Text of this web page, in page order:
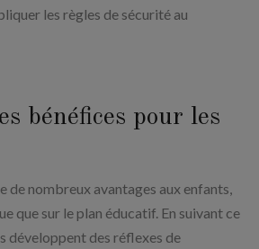
les règles de sécurité au
bénéfices pour les
de nombreux avantages aux enfants,
que sur le plan éducatif. En suivant ce
développent des réflexes de